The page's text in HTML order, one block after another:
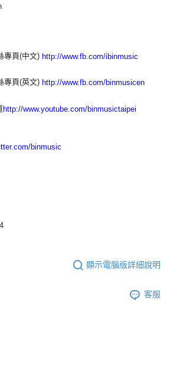
專頁(中文) http://www.fb.com/ibinmusic
專頁(英文) http://www.fb.com/binmusicen
http://www.youtube.com/binmusictaipei
binmusic
顯示電腦版詳細說明
客服